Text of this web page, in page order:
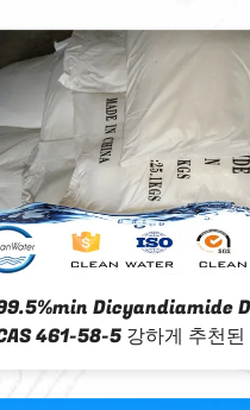
99.5% 민 화학 제품
DCDA 461-58-5 시아